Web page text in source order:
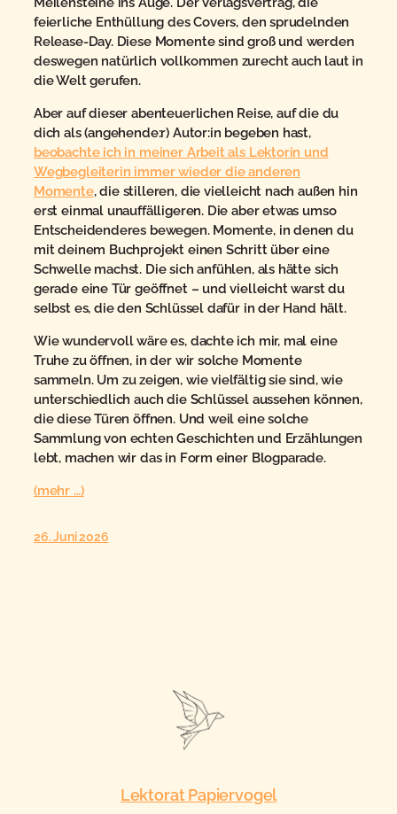
feierliche Enthüllung des Covers, den sprudelnden
Release-Day. Diese Momente sind groß und werden
deswegen natürlich vollkommen zurecht auch laut in
die Welt gerufen.
Aber auf dieser abenteuerlichen Reise, auf die du
dich als (angehende:r) Autor:in begeben hast,
beobachte ich in meiner Arbeit als Lektorin und
Wegbegleiterin immer wieder die anderen
Momente, die stilleren, die vielleicht nach außen hin
erst einmal unauffälligeren. Die aber etwas umso
Entscheidenderes bewegen. Momente, in denen du
mit deinem Buchprojekt einen Schritt über eine
Schwelle machst. Die sich anfühlen, als hätte sich
gerade eine Tür geöffnet – und vielleicht warst du
selbst es, die den Schlüssel dafür in der Hand hält.
Wie wundervoll wäre es, dachte ich mir, mal eine
Truhe zu öffnen, in der wir solche Momente
sammeln. Um zu zeigen, wie vielfältig sie sind, wie
unterschiedlich auch die Schlüssel aussehen können,
die diese Türen öffnen. Und weil eine solche
Sammlung von echten Geschichten und Erzählungen
lebt, machen wir das in Form einer Blogparade.
(mehr …)
26. Juni 2026
Lektorat Papiervogel